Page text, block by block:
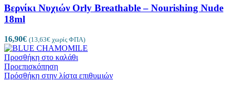
Βερνίκι Νυχιών Orly Breathable – Nourishing Nude
18ml
16,90€ (13,63€ χωρίς ΦΠΑ)
Προσθήκη στο καλάθι
Προεπισκόπηση
Πρόσθήκη στην λίστα επιθυμιών